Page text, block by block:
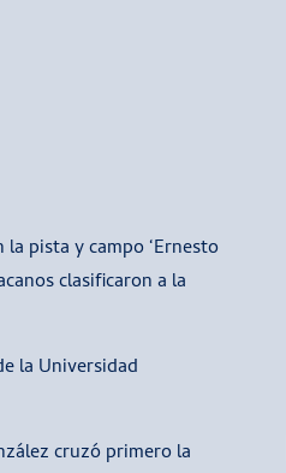
pista y campo ‘Ernesto
clasificaron a la
la Universidad
cruzó primero la